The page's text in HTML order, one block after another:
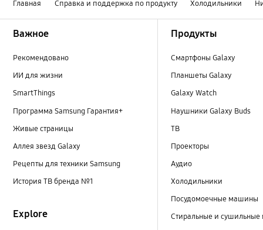
Главная Справка и поддержка по продукту Холодильники
Важное
Рекомендовано
ИИ для жизни
SmartThings
Программа Samsung Гарантия+
Живые страницы
Аллея звезд Galaxy
Рецепты для техники Samsung
История ТВ бренда №1
Explore
Продукты
Смартфоны Galaxy
Планшеты Galaxy
Galaxy Watch
Наушники Galaxy Buds
ТВ
Проекторы
Аудио
Холодильники
Посудомоечные машины
Стиральные и